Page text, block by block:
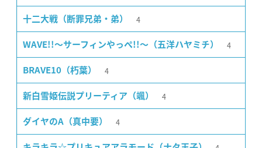
十二大戦（断罪兄弟・弟） 4
WAVE!!〜サーフィンやっぺ!!〜（五洋ハヤミチ） 4
BRAVE10（朽葉） 4
新白雪姫伝説プリーティア（颯） 4
ダイヤのA（真中要） 4